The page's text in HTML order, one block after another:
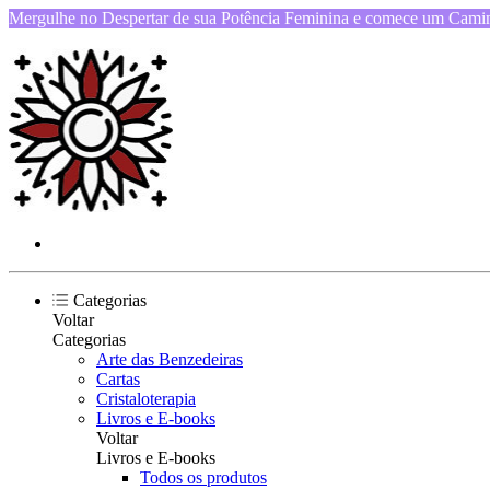
Mergulhe no Despertar de sua Potência Feminina e comece um
Categorias
Voltar
Categorias
Arte das Benzedeiras
Cartas
Cristaloterapia
Livros e E-books
Voltar
Livros e E-books
Todos os produtos